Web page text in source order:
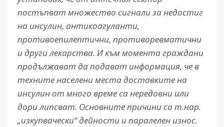
постъпват множество сигнали за недостиг
на инсулин, антикоагуланти,
противоепилептични, противоревматични
и други лекарства. И към момента граждани
продължават да подават информация, че в
техните населени места доставките на
инсулин от много време са нередовни или
дори липсват. Основните причини са т.нар.
„изкупвачески“ дейности и паралелен износ.